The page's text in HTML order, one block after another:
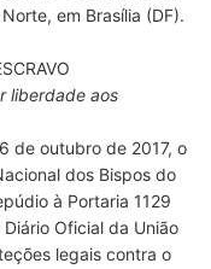
em Brasília (DF).
liberdade aos
de outubro de 2017, o
dos Bispos do
à Portaria 1129
Oficial da União
legais contra o